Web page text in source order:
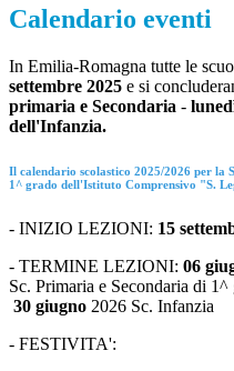
Calendario eventi
In Emilia-Romagna tutte le
settembre 2025 e si
primaria e Secondaria -
dell'Infanzia.
Il calendario scolastico 2025/2026 per la
1^ grado dell'Istituto Comprensivo "S.
- INIZIO LEZIONI: 15
- TERMINE LEZIONI: 06
Sc. Primaria e Secondaria di 1^
30 giugno 2026 Sc. Infanzia
- FESTIVITA':